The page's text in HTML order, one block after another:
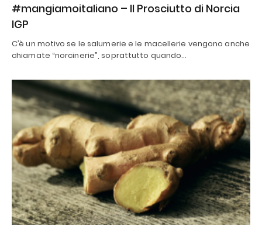
#mangiamoitaliano – Il Prosciutto di Norcia
IGP
C’è un motivo se le salumerie e le macellerie vengono anche
chiamate “norcinerie”, soprattutto quando…